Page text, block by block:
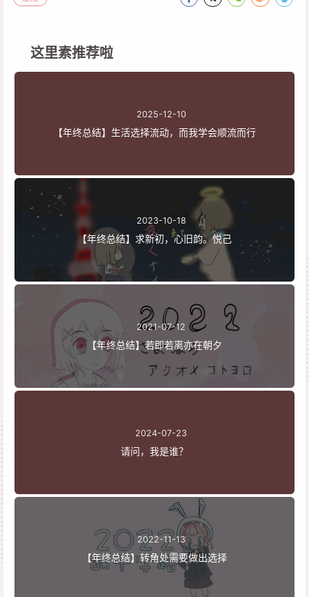
这里素推荐啦
2025-12-10
【年终总结】生活选择流动，而我学会顺流而行
2023-10-18
【年终总结】求新初，心旧韵。悦己
2021-07-12
【年终总结】若即若离亦在朝夕
2024-07-23
请问，我是谁？
2022-11-13
【年终总结】转角处需要做出选择